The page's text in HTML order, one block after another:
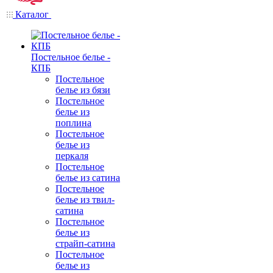
Каталог
Постельное белье -
КПБ
Постельное
белье из бязи
Постельное
белье из
поплина
Постельное
белье из
перкаля
Постельное
белье из сатина
Постельное
белье из твил-
сатина
Постельное
белье из
страйп-сатина
Постельное
белье из